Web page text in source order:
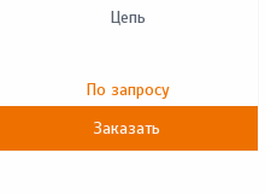
Цепь
По запросу
Заказать